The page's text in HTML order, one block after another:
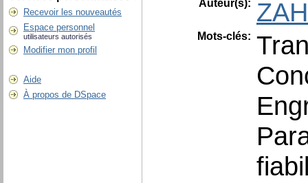
Recevoir les nouveautés
Espace personnel
utilisateurs autorisés
Modifier mon profil
Aide
À propos de DSpace
Auteur(s):
Mots-clés: